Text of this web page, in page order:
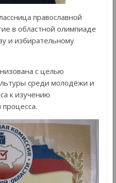
православной
в областной олимпиаде
и избирательному
с целью
среди молодёжи и
к изучению